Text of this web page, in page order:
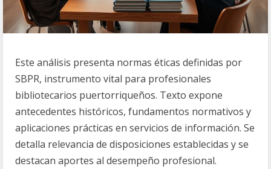
Este análisis presenta normas éticas definidas por
SBPR, instrumento vital para profesionales
bibliotecarios puertorriqueños. Texto expone
antecedentes históricos, fundamentos normativos y
aplicaciones prácticas en servicios de información. Se
detalla relevancia de disposiciones establecidas y se
destacan aportes al desempeño profesional.